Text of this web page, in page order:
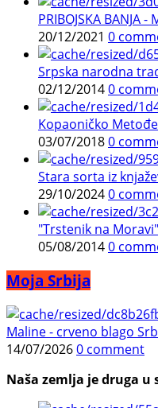
PRIBOJSKA BANJA
20/12/2021 0
Srpska narodna
02/12/20140
Kopaoničko
03/07/20180
Stara sorta iz
29/10/20240
"Trstenik na
05/08/20140
Moja Srbija
Maline - crveno blago
14/07/20260 comment
Naša zemlja je druga